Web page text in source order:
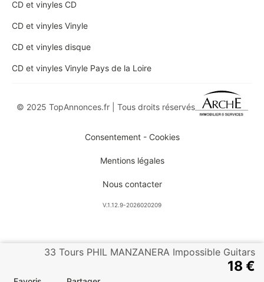
33 Tours PHIL MANZANERA Impossible Guitars
18 €
CD et vinyles CD
CD et vinyles Vinyle
CD et vinyles disque
CD et vinyles Vinyle Pays de la Loire
© 2025 TopAnnonces.fr | Tous droits réservés
Consentement - Cookies
Mentions légales
Nous contacter
V.1.12.9-2026020209